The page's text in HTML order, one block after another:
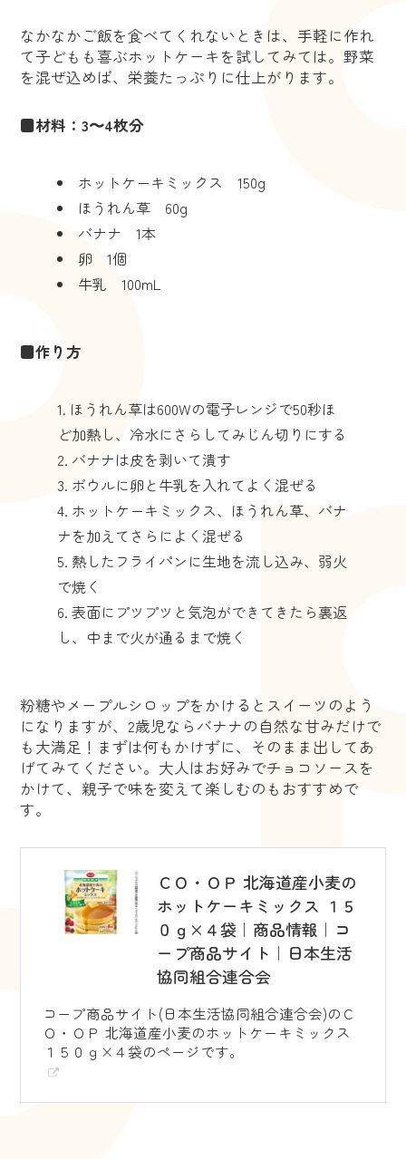
なかなかご飯を食べてくれないときは、手軽に作れ
て子どもも喜ぶホットケーキを試してみては。野菜
を混ぜ込めば、栄養たっぷりに仕上がります。
■材料：3〜4枚分
ホットケーキミックス 150g
ほうれん草 60g
バナナ 1本
卵 1個
牛乳 100mL
■作り方
ほうれん草は600Wの電子レンジで50秒ほ
ど加熱し、冷水にさらしてみじん切りにする
バナナは皮を剥いて潰す
ボウルに卵と牛乳を入れてよく混ぜる
ホットケーキミックス、ほうれん草、バナ
ナを加えてさらによく混ぜる
熱したフライパンに生地を流し込み、弱火
で焼く
表面にプツプツと気泡ができてきたら裏返
し、中まで火が通るまで焼く
粉糖やメープルシロップをかけるとスイーツのよう
になりますが、2歳児ならバナナの自然な甘みだけで
も大満足！まずは何もかけずに、そのまま出してあ
げてみてください。大人はお好みでチョコソースを
かけて、親子で味を変えて楽しむのもおすすめで
す。
ＣＯ・ＯＰ 北海道産小麦の
ホットケーキミックス １５
０ｇ×４袋｜商品情報｜コ
ープ商品サイト｜日本生活
協同組合連合会
コープ商品サイト(日本生活協同組合連合会)のＣ
Ｏ・ＯＰ 北海道産小麦のホットケーキミックス
１５０ｇ×４袋のページです。